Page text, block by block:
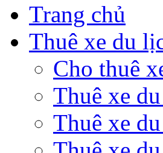
Trang chủ
Thuê xe du
Cho thuê
Thuê xe
Thuê xe